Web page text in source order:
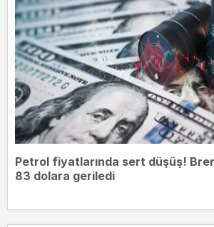
Petrol fiyatlarında sert düşüş!
83 dolara geriledi